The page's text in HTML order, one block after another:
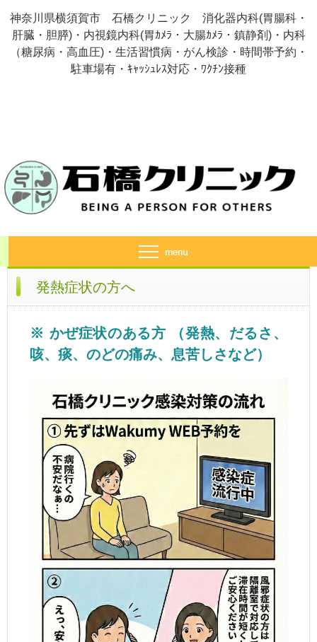
神奈川県横須賀市 石橋クリニック 消化器内科(胃腸科・
肝臓・胆膵)・内視鏡内科(胃ｶﾒﾗ・大腸ｶﾒﾗ・鎮静剤)・内科
（糖尿病・高血圧)・生活習慣病・がん検診・時間帯予約・
駐車場有・ｷｬｯｼｭﾚｽ対応・ﾜｸﾁﾝ接種
発熱症状の方へ
※ かぜ症状のある方 （発熱、だるさ、
咳、痰、のどの痛み、息苦しさなど）